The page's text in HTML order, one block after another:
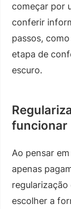
começar por
conferir
passos,
etapa de
escuro.
funcionar
Ao pensar
apenas
escolher a